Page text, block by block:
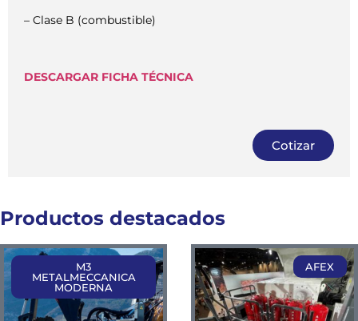
– Clase B (combustible)
DESCARGAR FICHA TÉCNICA
Cotizar
Productos destacados
M3
METALMECCANICA
MODERNA
AFEX